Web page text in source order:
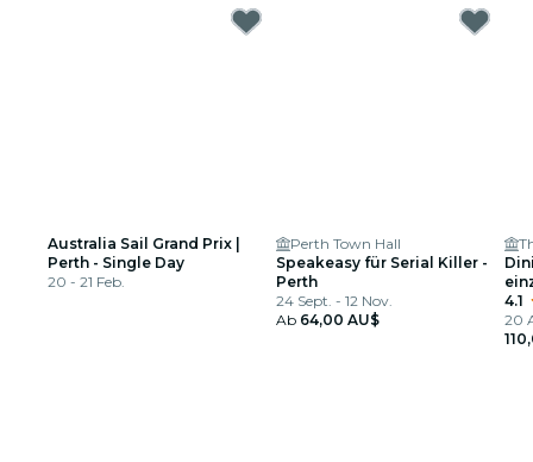
Australia Sail Grand Prix |
Perth - Single Day
20 - 21 Feb.
Perth Town Hall
Speakeasy für Serial Killer -
Perth
24 Sept. - 12 Nov.
Ab 64,00 AU$
im
4.1
20